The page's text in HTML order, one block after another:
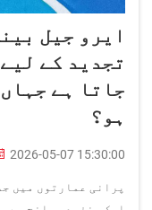
ایرو جیل
تجدید کے
جاتا ہے
ہو؟
2026-05-07 15:30:00
پرانی عمارتوں میں